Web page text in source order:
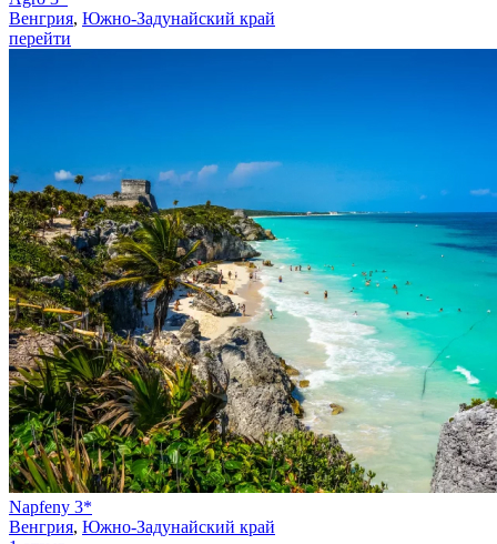
Венгрия, Южно-Задунайский край
перейти
Napfeny 3*
Венгрия, Южно-Задунайский край